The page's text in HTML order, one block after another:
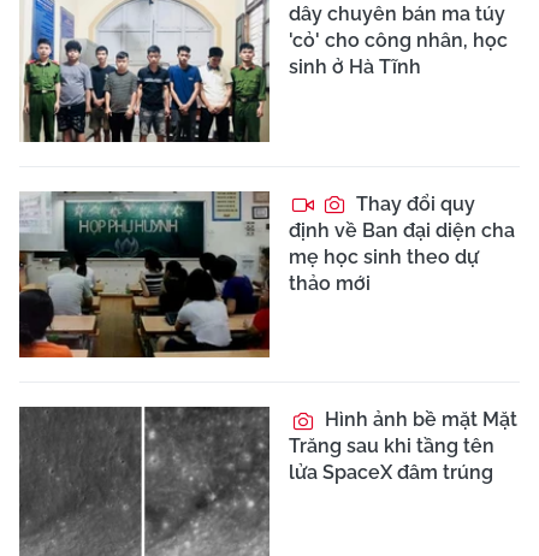
dây chuyên bán ma túy
'cỏ' cho công nhân, học
sinh ở Hà Tĩnh
Thay đổi quy
định về Ban đại diện cha
mẹ học sinh theo dự
thảo mới
Hình ảnh bề mặt Mặt
Trăng sau khi tầng tên
lửa SpaceX đâm trúng